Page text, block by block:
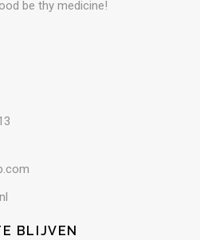
be thy medicine!
BLIJVEN